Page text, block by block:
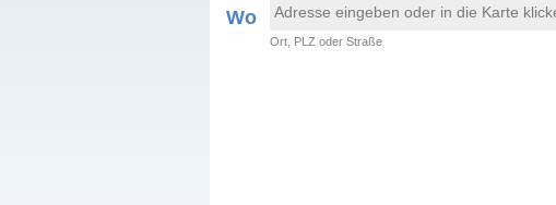
Wo
Ort, PLZ oder Straße